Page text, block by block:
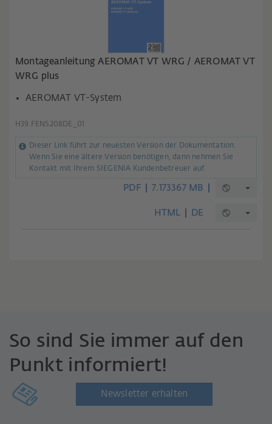
Montageanleitung AEROMAT VT WRG / AEROMAT VT
WRG plus
AEROMAT VT-System
H39.FENS208DE_01
Dieser Link führt zur neuesten Version der Dokumentation.
Wenn Sie eine ältere Version benötigen, dann nehmen Sie
Kontakt mit Ihrem SIEGENIA Kundenbetreuer auf.
PDF 7.173367 MB
HTML DE
So sind Sie immer auf den
Punkt informiert!
Newsletter erhalten